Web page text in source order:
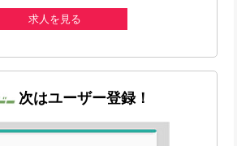
求人を見る
次はユーザー登録！